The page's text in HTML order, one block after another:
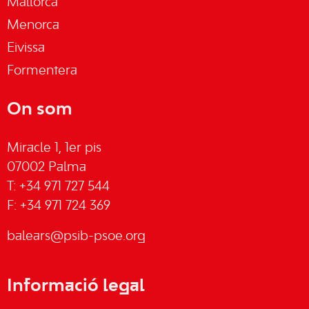
Mallorca
Menorca
Eivissa
Formentera
On som
Miracle 1, 1er pis
07002 Palma
T: +34 971 727 544
F: +34 971 724 369
balears@psib-psoe.org
Informació legal